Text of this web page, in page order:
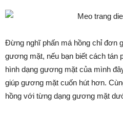
Đừng nghĩ phấn má hồng chỉ đơn
gương mặt, nếu bạn biết cách tán
hình dạng gương mặt của mình
giúp gương mặt cuốn hút hơn.
hồng với từng dạng gương mặt